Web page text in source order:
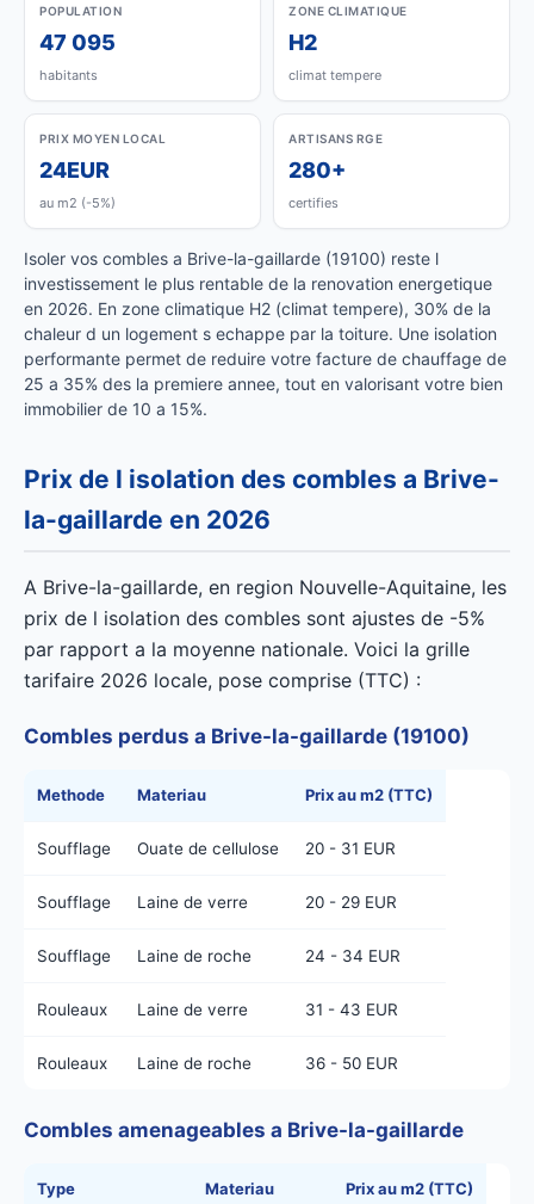
POPULATION
47 095
habitants
ZONE CLIMATIQUE
H2
climat tempere
PRIX MOYEN LOCAL
24EUR
au m2 (-5%)
ARTISANS RGE
280+
certifies
Isoler vos combles a Brive-la-gaillarde (19100) reste l
investissement le plus rentable de la renovation energetique
en 2026. En zone climatique H2 (climat tempere), 30% de la
chaleur d un logement s echappe par la toiture. Une isolation
performante permet de reduire votre facture de chauffage de
25 a 35% des la premiere annee, tout en valorisant votre bien
immobilier de 10 a 15%.
Prix de l isolation des combles a Brive-
la-gaillarde en 2026
A Brive-la-gaillarde, en region Nouvelle-Aquitaine, les
prix de l isolation des combles sont ajustes de -5%
par rapport a la moyenne nationale. Voici la grille
tarifaire 2026 locale, pose comprise (TTC) :
Combles perdus a Brive-la-gaillarde (19100)
Methode Materiau Prix au m2 (TTC)
Soufflage Ouate de cellulose 20 - 31 EUR
Soufflage Laine de verre 20 - 29 EUR
Soufflage Laine de roche 24 - 34 EUR
Rouleaux Laine de verre 31 - 43 EUR
Rouleaux Laine de roche 36 - 50 EUR
Combles amenageables a Brive-la-gaillarde
Type Materiau Prix au m2 (TTC)